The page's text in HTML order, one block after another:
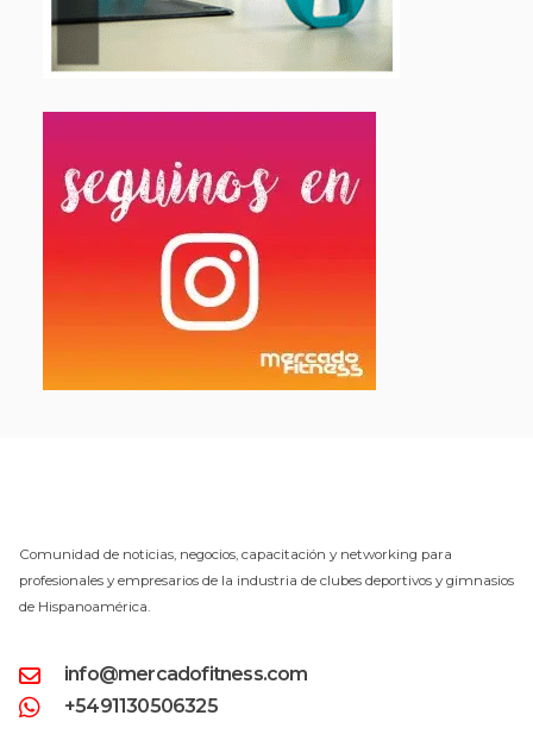
Comunidad de noticias, negocios, capacitación y networking para
profesionales y empresarios de la industria de clubes deportivos y gimnasios
de Hispanoamérica.
info@mercadofitness.com
+5491130506325